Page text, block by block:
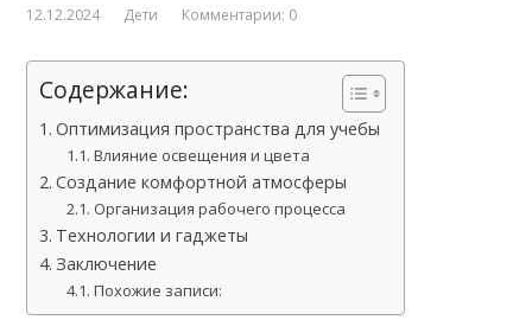
12.12.2024 Дети Комментарии: 0
Содержание:
Оптимизация пространства для учебы
Влияние освещения и цвета
Создание комфортной атмосферы
Организация рабочего процесса
Технологии и гаджеты
Заключение
Похожие записи: